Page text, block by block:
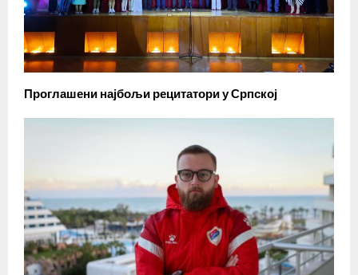
Проглашени најбољи рецитатори у Српској